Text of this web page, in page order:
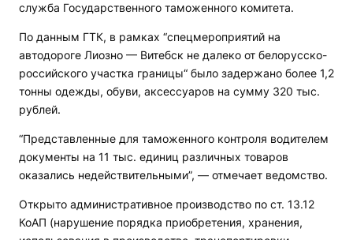
служба Государственного таможенного комитета.
По данным ГТК, в рамках “спецмероприятий на
автодороге Лиозно — Витебск не далеко от белорусско-
российского участка границы“ было задержано более 1,2
тонны одежды, обуви, аксессуаров на сумму 320 тыс.
рублей.
“Представленные для таможенного контроля водителем
документы на 11 тыс. единиц различных товаров
оказались недействительными”, — отмечает ведомство.
Открыто административное производство по ст. 13.12
КоАП (нарушение порядка приобретения, хранения,